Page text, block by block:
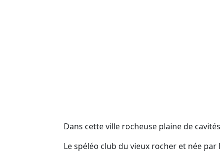
Dans cette ville rocheuse plaine de
Le spéléo club du vieux rocher et née